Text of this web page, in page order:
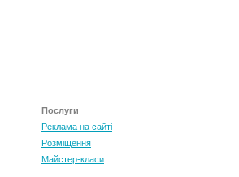
Послуги
Реклама на сайті
Розміщення
Майстер-класи